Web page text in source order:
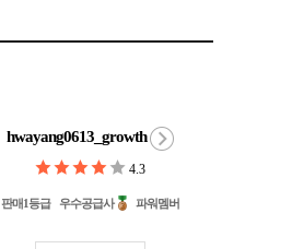
hwayang0613_growth
4.3
판매1등급 우수공급사 파워멤버